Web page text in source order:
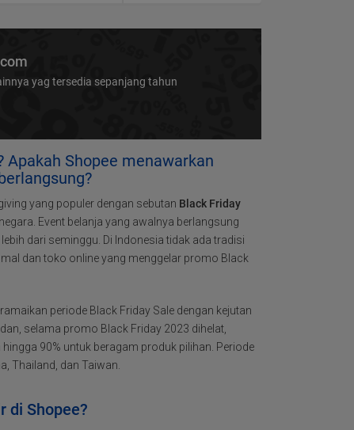
yag tersedia sepanjang tahun
Apakah Shopee menawarkan
yang populer dengan sebutan Black Friday
Event belanja yang awalnya berlangsung
dari seminggu. Di Indonesia tidak ada tradisi
dan toko online yang menggelar promo Black
periode Black Friday Sale dengan kejutan
dan, selama promo Black Friday 2023 dihelat,
90% untuk beragam produk pilihan. Periode
Thailand, dan Taiwan.
di Shopee?